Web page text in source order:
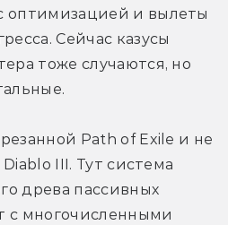
оптимизацией и вылеты
Сейчас казусы
тоже случаются, но
Path of Exile и не
III. Тут система
древа пассивных
с многочисленными